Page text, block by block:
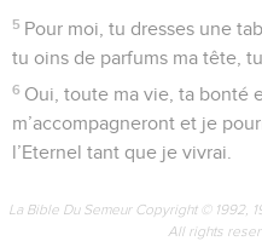
5 Pour moi, tu dresses une
tu oins de parfums ma tête,
6 Oui, toute ma vie, ta bonté
m’accompagneront et je
l’Eternel tant que je vivrai.
La Bible Du Semeur Copyright © 1992,
All rights